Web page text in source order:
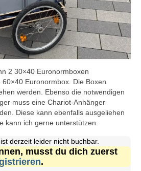
2 30×40 Euronormboxen
Euronormbox. Die Boxen
werden. Ebenso die notwendigen
muss eine Chariot-Anhänger
Diese kann ebenfalls ausgeliehen
kann ich gerne unterstützen.
derzeit leider nicht buchbar.
musst du dich zuerst
.